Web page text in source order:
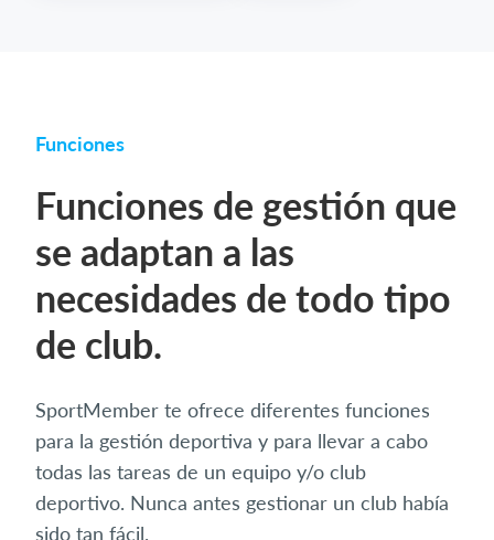
Funciones
Funciones de gestión que
se adaptan a las
necesidades de todo tipo
de club.
SportMember te ofrece diferentes funciones
para la gestión deportiva y para llevar a cabo
todas las tareas de un equipo y/o club
deportivo. Nunca antes gestionar un club había
sido tan fácil.